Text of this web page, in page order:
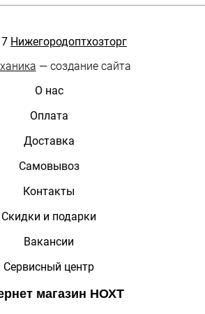
Нижегородоптхозторг
— создание сайта
О нас
Оплата
Доставка
Самовывоз
Контакты
Скидки и подарки
Вакансии
Сервисный центр
магазин НОХТ